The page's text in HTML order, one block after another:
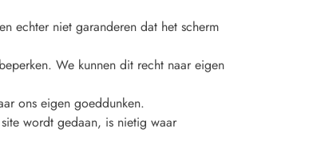
echter niet garanderen dat het scherm
We kunnen dit recht naar eigen
ons eigen goeddunken.
wordt gedaan, is nietig waar